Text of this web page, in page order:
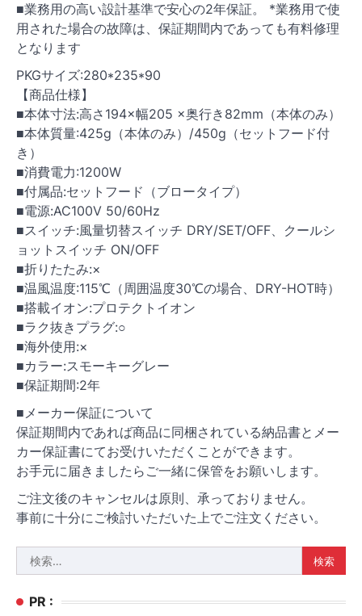
■業務用の高い設計基準で安心の2年保証。 *業務用で使
用された場合の故障は、保証期間内であっても有料修理
となります
PKGサイズ:280*235*90
【商品仕様】
■本体寸法:高さ194×幅205 ×奥行き82mm（本体のみ）
■本体質量:425g（本体のみ）/450g（セットフード付
き）
■消費電力:1200W
■付属品:セットフード（ブロータイプ）
■電源:AC100V 50/60Hz
■スイッチ:風量切替スイッチ DRY/SET/OFF、クールシ
ョットスイッチ ON/OFF
■折りたたみ:×
■温風温度:115℃（周囲温度30℃の場合、DRY-HOT時）
■搭載イオン:プロテクトイオン
■ラク抜きプラグ:○
■海外使用:×
■カラー:スモーキーグレー
■保証期間:2年
■メーカー保証について
保証期間内であれば商品に同梱されている納品書とメー
カー保証書にてお受けいただくことができます。
お手元に届きましたらご一緒に保管をお願いします。
ご注文後のキャンセルは原則、承っておりません。
事前に十分にご検討いただいた上でご注文ください。
索:
PR :